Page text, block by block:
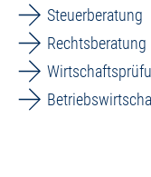
Steuerberatung
Rechtsberatung